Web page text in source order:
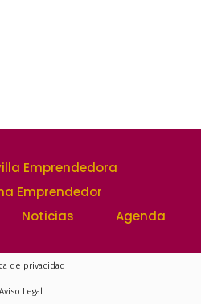
Emprendedora
Emprendedor
Noticias Agenda
de privacidad
Aviso Legal